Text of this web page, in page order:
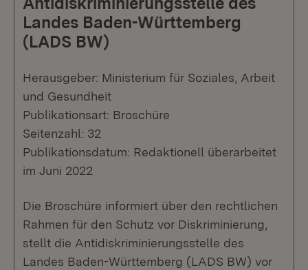
Landes Baden-Württemberg
(LADS BW)
Herausgeber: Ministerium für Soziales, Arbeit
und Gesundheit
Publikationsart: Broschüre
Seitenzahl: 32
Publikationsdatum: Redaktionell überarbeitet
im Juni 2022
Die Broschüre informiert über den rechtlichen
Rahmen für den Schutz vor Diskriminierung,
stellt die Antidiskriminierungsstelle des
Landes Baden-Württemberg (LADS BW) vor